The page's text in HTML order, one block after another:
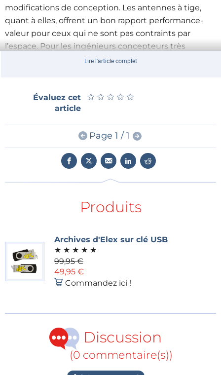
modifications de conception. Les antennes à tige,
quant à elles, offrent un bon rapport performance-
valeur pour ceux qui ne sont pas contraints par
l’espace. Pour les ingénieurs concepteurs très
expérimentés, des antennes PCB sont également
Les clients ont également la possibilité d’acquérir des
kits de conception adaptés aux antennes de leur
choix et répondant à leurs exigences d’adaptation.
En ce qui concerne les baluns et filtres, WE offre les
filtres passe-bas et passe-bande à puce
dans la bande d’arrêt avec des performances
garanties. Le balun à puce multicouche WE-BAL est
impédance équilibrée de 50 à 200Ω, capable de
fonctionner sur une large gamme de températures.
La gamme de condensateurs de WE comprend les
hermétiquement scellés (modèles SMT et THT) ; et
une vaste sélection de connecteurs coaxiaux
configurables.
Lire l'article complet
Évaluez cet
article
★ ★ ★ ★ ★
★ ★ ★ ★ ★
Page 1 / 1
Produits
Archives d'Elex sur clé USB
★ ★ ★ ★ ★
99,95 €
49,95 €
Commandez ici !
Discussion
(0 commentaire(s))